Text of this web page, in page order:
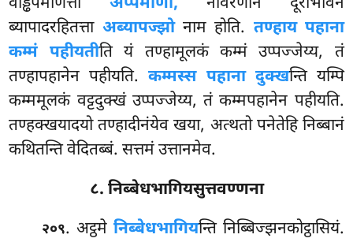
ब्यापादरहितत्ता अब्यापज्झोनाम होति. तण्हाय पहाना
कम्मं पहीयतीति यं तण्हामूलकं कम्मं उप्पज्जेय्य, तं
तण्हापहानेन पहीयति.कम्मस्स पहाना दुक्खन्ति यम्पि
कम्ममूलकं वट्टदुक्खं उप्पज्जेय्य, तं कम्मपहानेन पहीयति.
तण्हक्खयादयो तण्हादीनंयेव खया, अत्थतो पनेतेहि निब्बानं
कथितन्ति वेदितब्बं. सत्तमं उत्तानमेव.
८. निब्बेधभागियसुत्तवण्णना
२०९. अट्ठमे निब्बेधभागियन्ति निब्बिज्झनकोट्ठासियं.